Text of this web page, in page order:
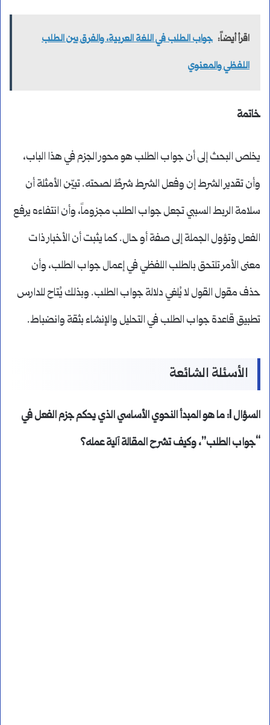
اقرأ أيضاً: جواب الطلب في اللغة العربية، والفرق بين الطلب
اللفظي والمعنوي
خاتمة
يخلص البحث إلى أن جواب الطلب هو محور الجزم في هذا الباب،
وأن تقدير الشرط إن وفعل الشرط شرطٌ لصحته. تبيّن الأمثلة أن
سلامة الربط السببي تجعل جواب الطلب مجزوماً، وأن انتفاءه يرفع
الفعل وتؤول الجملة إلى صفة أو حال. كما يثبت أن الأخبار ذات
معنى الأمر تلتحق بالطلب اللفظي في إعمال جواب الطلب، وأن
حذف مقول القول لا يُلغي دلالة جواب الطلب. وبذلك يُتاح للدارس
تطبيق قاعدة جواب الطلب في التحليل والإنشاء بثقة وانضباط.
الأسئلة الشائعة
السؤال 1: ما هو المبدأ النحوي الأساسي الذي يحكم جزم الفعل في
“جواب الطلب”، وكيف تشرح المقالة آلية عمله؟